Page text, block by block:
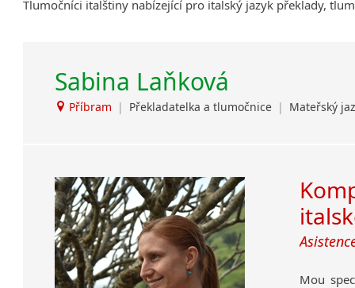
Tlumočníci italštiny nabízející pro italský jazyk překlady,
Sabina Laňková
Příbram | Překladatelka a tlumočnice | Mateřský
Mou